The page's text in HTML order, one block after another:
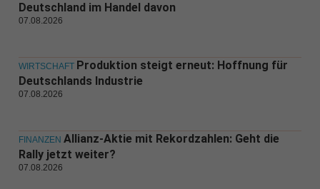
Deutschland im Handel davon
07.08.2026
WIRTSCHAFT Produktion steigt erneut: Hoffnung für
Deutschlands Industrie
07.08.2026
FINANZEN Allianz-Aktie mit Rekordzahlen: Geht die
Rally jetzt weiter?
07.08.2026